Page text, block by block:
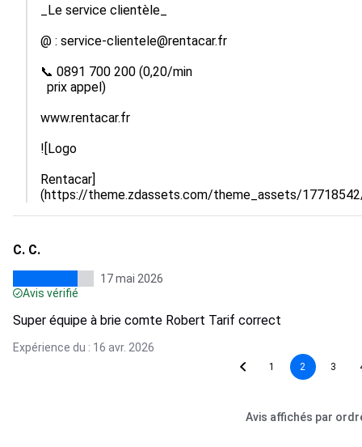
_Le service clientèle_
@ : service-clientele@rentacar.fr
📞 0891 700 200 (0,20/min
www.rentacar.fr
![Logo
Rentacar]
(https://theme.zdassets.com/theme_assets/
C. C.
17 mai 2026
Avis vérifié
Super équipe à brie comte Robert Tarif correct
Expérience du : 16 avr. 2026
1 2 3
Avis affichés par